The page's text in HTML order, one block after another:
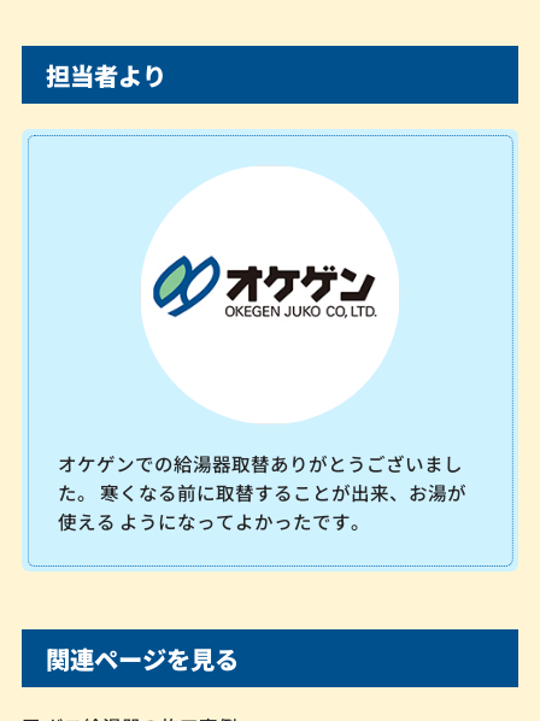
担当者より
オケゲンでの給湯器取替ありがとうございまし
た。 寒くなる前に取替することが出来、お湯が
使える ようになってよかったです。
関連ページを見る